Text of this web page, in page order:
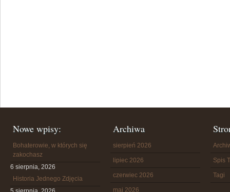
Nowe wpisy:
Bohaterowie, w których się
zakochasz
6 sierpnia, 2026
Historia Jednego Zdjęcia
Archiwa
sierpień 2026
lipiec 2026
czerwiec 2026
maj 2026
Spis
Tagi